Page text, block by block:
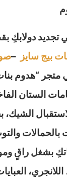
تجديد دولابكِ
بيج سايز –
متجر “هدوم
الستان
بالحمالات
بشغل راقٍ